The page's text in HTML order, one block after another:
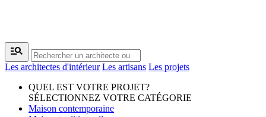
manage_search
Les architectes d'intérieur Les artisans Les projets
QUEL EST VOTRE PROJET?
SÉLECTIONNEZ VOTRE CATÉGORIE
Maison contemporaine